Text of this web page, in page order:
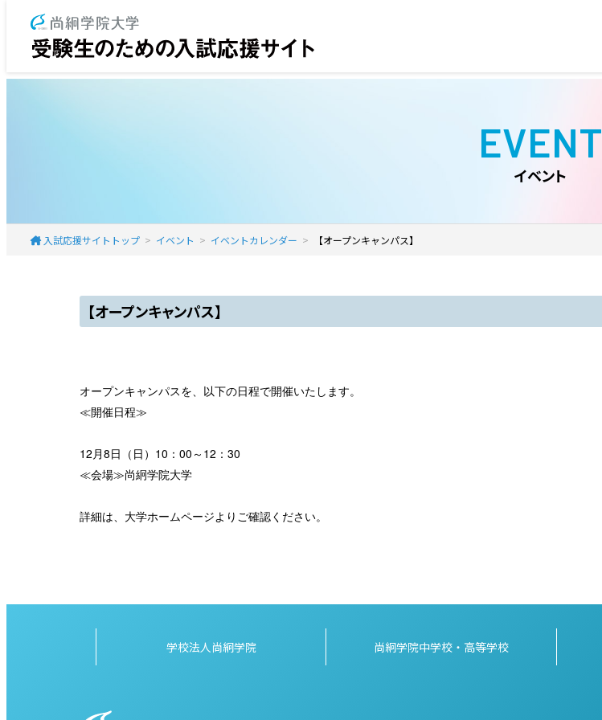
EVENT
イベント
入試応援サイトトップ イベント イベントカレンダー 【オープンキャンパス】
【オープンキャンパス】
オープンキャンパスを、以下の日程で開催いたします。
≪開催日程≫
12月8日（日）10：00～12：30
≪会場≫尚絅学院大学
詳細は、大学ホームページよりご確認ください。
学校法人尚絅学院 尚絅学院中学校・高等学校